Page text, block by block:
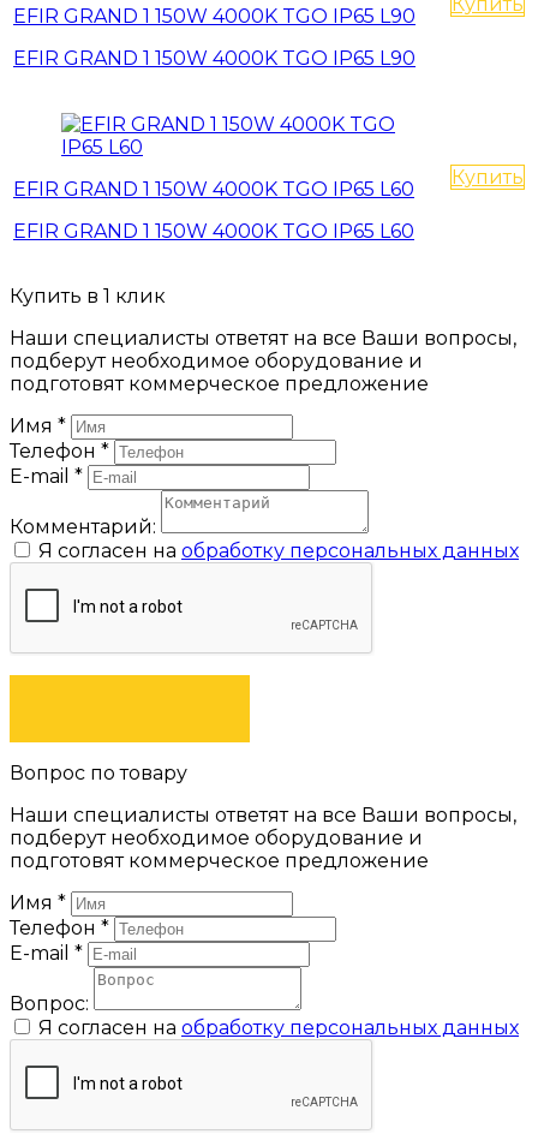
EFIR GRAND 1 150W 4000K TGO IP65 L90
EFIR GRAND 1 150W 4000K TGO IP65 L90
EFIR GRAND 1 150W 4000K TGO IP65 L60
EFIR GRAND 1 150W 4000K TGO IP65 L60
Купить
Купить в 1 клик
Наши специалисты ответят на все Ваши вопросы,
подберут необходимое оборудование и
подготовят коммерческое предложение
Имя *
Телефон *
E-mail *
Комментарий:
Я согласен на обработку персональных данных
Вопрос по товару
Наши специалисты ответят на все Ваши вопросы,
подберут необходимое оборудование и
подготовят коммерческое предложение
Имя *
Телефон *
E-mail *
Вопрос:
Я согласен на обработку персональных данных